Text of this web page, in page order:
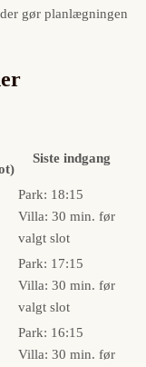
gør planlægningen
Siste indgang
Park: 18:15
Villa: 30 min. før
valgt slot
Park: 17:15
Villa: 30 min. før
valgt slot
Park: 16:15
Villa: 30 min. før